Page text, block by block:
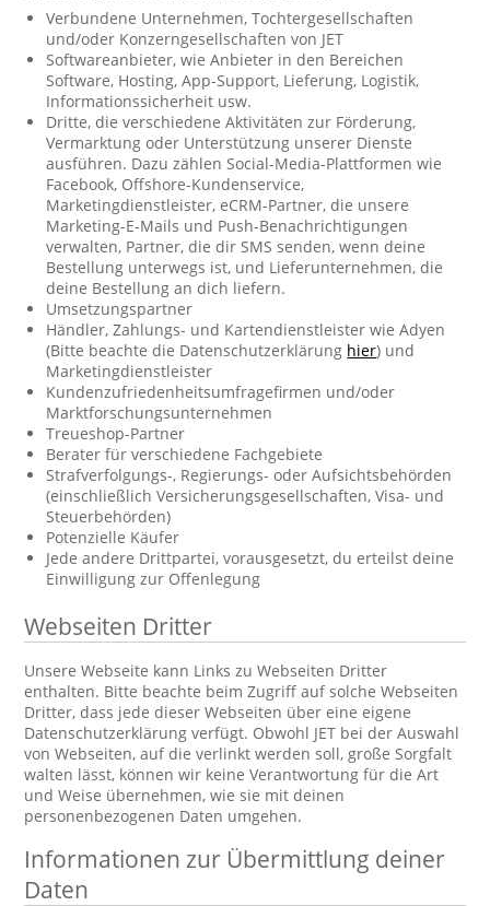
Verbundene Unternehmen, Tochtergesellschaften
und/oder Konzerngesellschaften von JET
Softwareanbieter, wie Anbieter in den Bereichen
Software, Hosting, App-Support, Lieferung, Logistik,
Informationssicherheit usw.
Dritte, die verschiedene Aktivitäten zur Förderung,
Vermarktung oder Unterstützung unserer Dienste
ausführen. Dazu zählen Social-Media-Plattformen wie
Facebook, Offshore-Kundenservice,
Marketingdienstleister, eCRM-Partner, die unsere
Marketing-E-Mails und Push-Benachrichtigungen
verwalten, Partner, die dir SMS senden, wenn deine
Bestellung unterwegs ist, und Lieferunternehmen, die
deine Bestellung an dich liefern.
Umsetzungspartner
Händler, Zahlungs- und Kartendienstleister wie Adyen
(Bitte beachte die Datenschutzerklärung hier) und
Marketingdienstleister
Kundenzufriedenheitsumfragefirmen und/oder
Marktforschungsunternehmen
Treueshop-Partner
Berater für verschiedene Fachgebiete
Strafverfolgungs-, Regierungs- oder Aufsichtsbehörden
(einschließlich Versicherungsgesellschaften, Visa- und
Steuerbehörden)
Potenzielle Käufer
Jede andere Drittpartei, vorausgesetzt, du erteilst deine
Einwilligung zur Offenlegung
Webseiten Dritter
Unsere Webseite kann Links zu Webseiten Dritter
enthalten. Bitte beachte beim Zugriff auf solche Webseiten
Dritter, dass jede dieser Webseiten über eine eigene
Datenschutzerklärung verfügt. Obwohl JET bei der Auswahl
von Webseiten, auf die verlinkt werden soll, große Sorgfalt
walten lässt, können wir keine Verantwortung für die Art
und Weise übernehmen, wie sie mit deinen
personenbezogenen Daten umgehen.
Informationen zur Übermittlung deiner
Daten